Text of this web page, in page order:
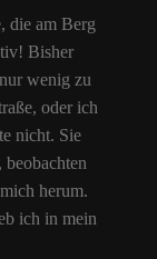
die am Berg
Bisher
wenig zu
oder ich
nicht. Sie
herum.
ich in mein